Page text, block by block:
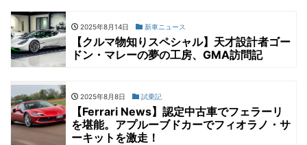
2025年8月14日 新車ニュース
【クルマ物知りスペシャル】天才設計者ゴー
ドン・マレーの夢の工房、GMA訪問記
2025年8月8日 試乗記
【Ferrari News】認定中古車でフェラーリ
を堪能。アプルーブドカーでフィオラノ・サ
ーキットを激走！